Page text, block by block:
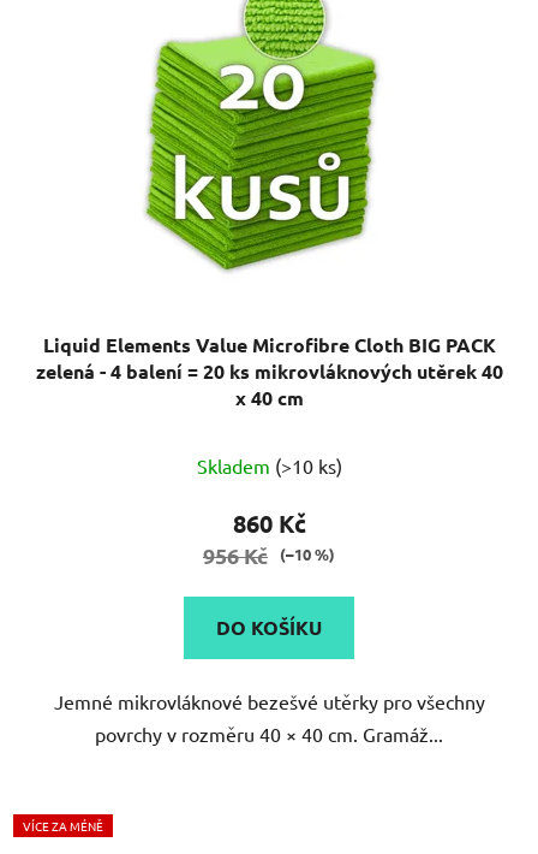
Liquid Elements Value Microfibre Cloth BIG PACK
zelená - 4 balení = 20 ks mikrovláknových utěrek 40
x 40 cm
hodnocení
produktu
5
Skladem (>10 ks)
860 Kč
956 Kč (–10 %)
DO KOŠÍKU
Jemné mikrovláknové bezešvé utěrky pro všechny
povrchy v rozměru 40 × 40 cm. Gramáž...
VÍCE ZA MÉNĚ